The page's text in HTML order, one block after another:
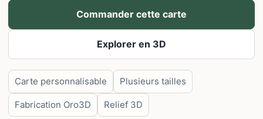
Commander cette carte
Explorer en 3D
Carte personnalisable Plusieurs tailles
Fabrication Oro3D Relief 3D